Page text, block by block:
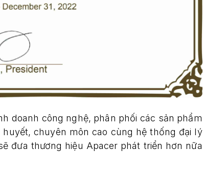
doanh công nghệ, phân phối các sản phẩm
chuyên môn cao cùng hệ thống đại lý
đưa thương hiệu Apacer phát triển hơn nữa